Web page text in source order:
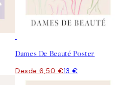
Dames De Beauté Poster
Desde 6,50 €13 €